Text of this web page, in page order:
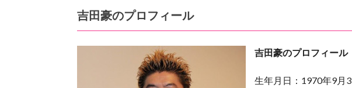
吉田豪のプロフィール
吉田豪のプロフィール
生年月日：1970年9月